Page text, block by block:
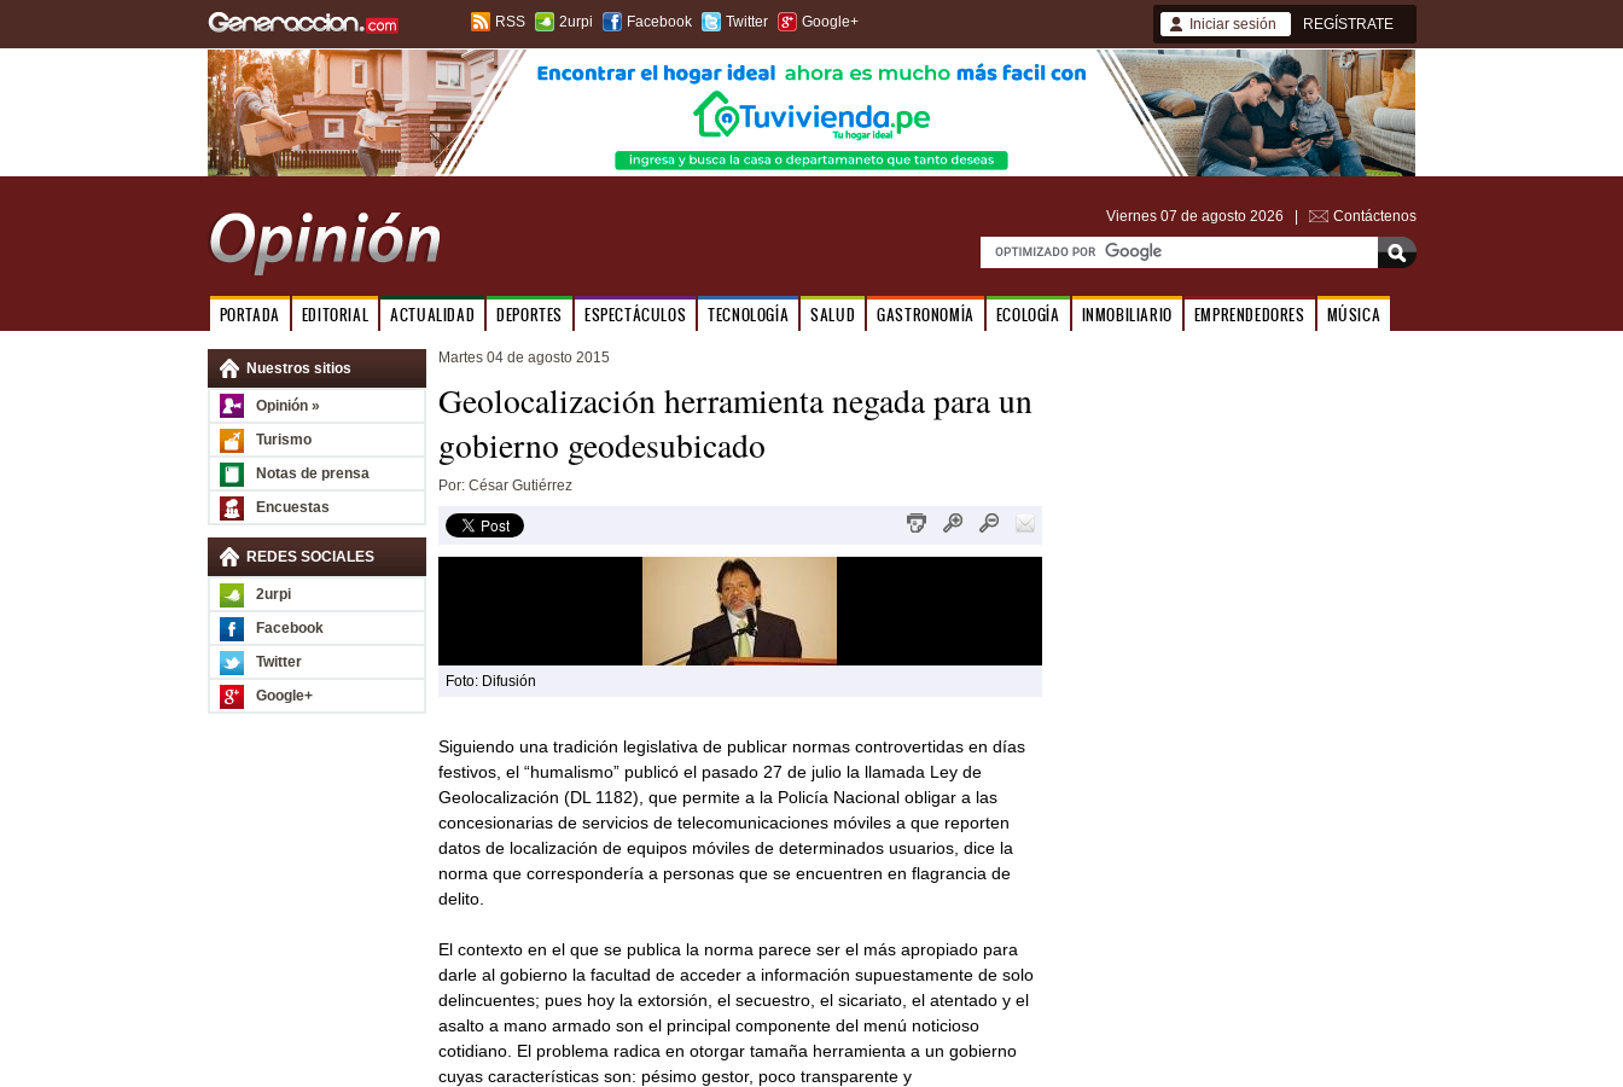
RSS 2urpi Facebook Twitter Google+ Iniciar sesión REGÍSTRATE
Viernes 07 de agosto 2026 | Contáctenos
PORTADA EDITORIAL ACTUALIDAD DEPORTES ESPECTÁCULOS TECNOLOGÍA SALUD GASTRONOMÍA ECOLOGÍA INMOBILIARIO EMPRENDEDORES MÚSICA
Nuestros sitios
Opinión »
Turismo
Notas de prensa
Encuestas
REDES SOCIALES
2urpi
Facebook
Twitter
Google+
Martes 04 de agosto 2015
Geolocalización herramienta negada para un
gobierno geodesubicado
Por: César Gutiérrez
Foto: Difusión
Siguiendo una tradición legislativa de publicar normas controvertidas en días
festivos, el “humalismo” publicó el pasado 27 de julio la llamada Ley de
Geolocalización (DL 1182), que permite a la Policía Nacional obligar a las
concesionarias de servicios de telecomunicaciones móviles a que reporten
datos de localización de equipos móviles de determinados usuarios, dice la
norma que correspondería a personas que se encuentren en flagrancia de
delito.
El contexto en el que se publica la norma parece ser el más apropiado para
darle al gobierno la facultad de acceder a información supuestamente de solo
delincuentes; pues hoy la extorsión, el secuestro, el sicariato, el atentado y el
asalto a mano armado son el principal componente del menú noticioso
cotidiano. El problema radica en otorgar tamaña herramienta a un gobierno
cuyas características son: pésimo gestor, poco transparente y